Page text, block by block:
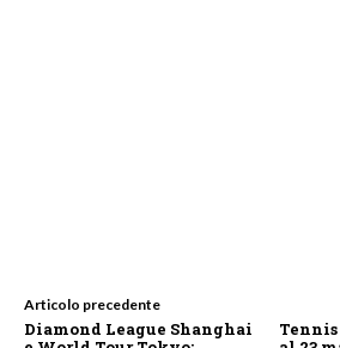
Articolo precedente
Diamond League Shanghai
Tennis